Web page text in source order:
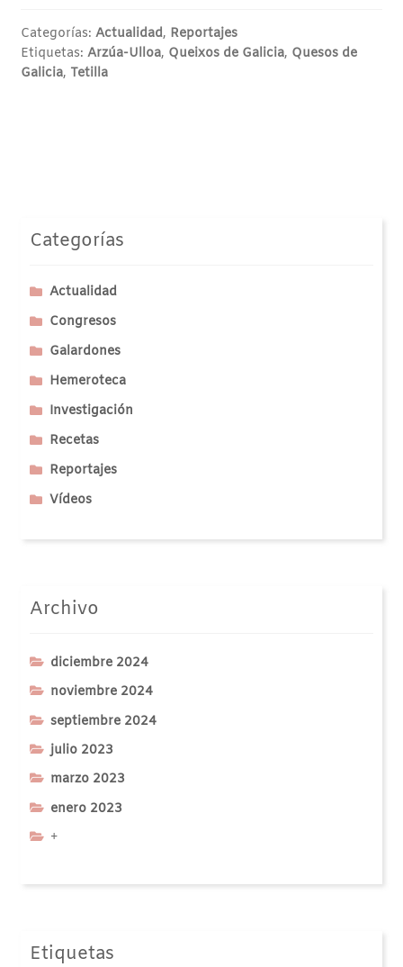
Categorías: Actualidad, Reportajes
Etiquetas: Arzúa-Ulloa, Queixos de Galicia, Quesos de
Galicia, Tetilla
Categorías
Actualidad
Congresos
Galardones
Hemeroteca
Investigación
Recetas
Reportajes
Vídeos
Archivo
diciembre 2024
noviembre 2024
septiembre 2024
julio 2023
marzo 2023
enero 2023
+
Etiquetas